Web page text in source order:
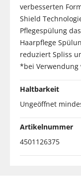
verbesserten
Shield
Pflegespülung
Haarpflege
reduziert Spliss
*bei Verwendung
Haltbarkeit
Ungeöffnet
Artikelnummer
4501126375